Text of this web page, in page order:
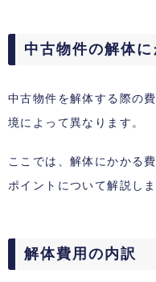
中古物件の解体
中古物件を解体する際の
境によって異なります。
ここでは、解体にかかる
ポイントについて解説しま
解体費用の内訳